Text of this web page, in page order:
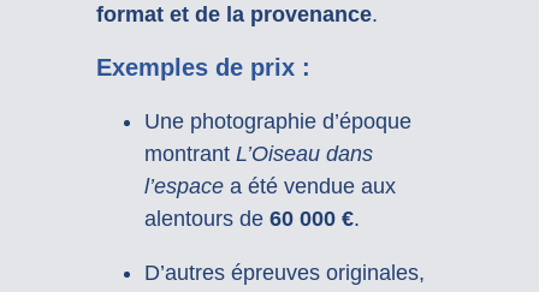
format et de la provenance.
Exemples de prix :
Une photographie d’époque
montrant L’Oiseau dans
l’espacea été vendue aux
alentours de 60 000 €.
D’autres épreuves originales,